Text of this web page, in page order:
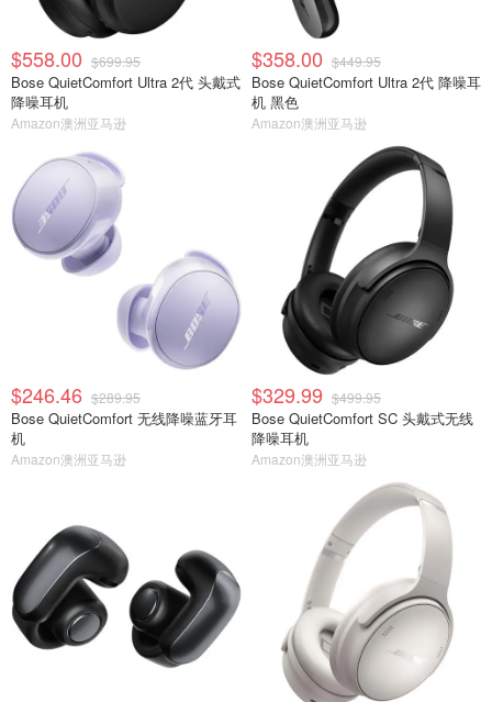
$558.00 $699.95
Bose QuietComfort Ultra 2代 头戴式
降噪耳机
Amazon澳洲亚马逊
$358.00 $449.95
Bose QuietComfort Ultra 2代 降噪耳
机 黑色
Amazon澳洲亚马逊
$246.46 $289.95
Bose QuietComfort 无线降噪蓝牙耳
机
Amazon澳洲亚马逊
$329.99 $499.95
Bose QuietComfort SC 头戴式无线
降噪耳机
Amazon澳洲亚马逊